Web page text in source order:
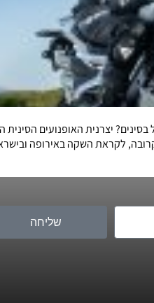
לקראת השקה באירופה
שליחה